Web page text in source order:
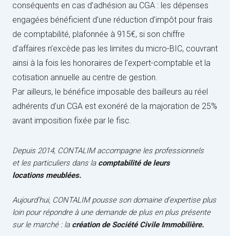
conséquents en cas d’adhésion au CGA : les dépenses
engagées bénéficient d’une réduction d’impôt pour frais
de comptabilité, plafonnée à 915€, si son chiffre
d’affaires n’excède pas les limites du micro-BIC, couvrant
ainsi à la fois les honoraires de l’expert-comptable et la
cotisation annuelle au centre de gestion.
Par ailleurs, le bénéfice imposable des bailleurs au réel
adhérents d’un CGA est exonéré de la majoration de 25%
avant imposition fixée par le fisc.
Depuis 2014, CONTALIM accompagne les professionnels
et les particuliers dans la comptabilité de leurs
locations meublées.
Aujourd’hui, CONTALIM pousse son domaine d’expertise plus
loin pour répondre à une demande de plus en plus présente
sur le marché : la création de Société Civile Immobilière.